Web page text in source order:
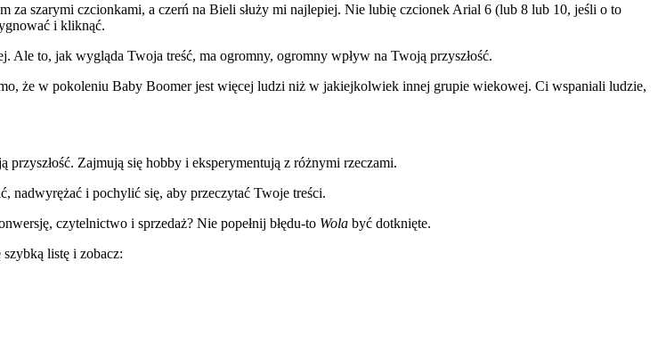
za szarymi czcionkami, a czerń na Bieli służy mi najlepiej. Nie lubię czcionek Arial 6 (lub 8 lub 10, jeśli o to
i kliknąć.
Ale to, jak wygląda Twoja treść, ma ogromny, ogromny wpływ na Twoją przyszłość.
że w pokoleniu Baby Boomer jest więcej ludzi niż w jakiejkolwiek innej grupie wiekowej. Ci wspaniali ludzie,
Zajmują się hobby i eksperymentują z różnymi rzeczami.
nadwyrężać i pochylić się, aby przeczytać Twoje treści.
czytelnictwo i sprzedaż? Nie popełnij błędu-to Wola być dotknięte.
listę i zobacz: